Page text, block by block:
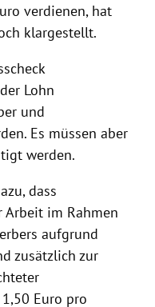
verdienen, hat
klargestellt.
Lohn
und
Es müssen aber
werden.
dass
Arbeit im Rahmen
aufgrund
zusätzlich zur
Euro pro